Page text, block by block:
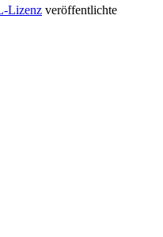
Lizenz veröffentlichte